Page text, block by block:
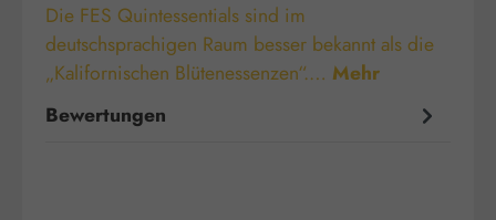
Die FES Quintessentials sind im
deutschsprachigen Raum besser bekannt als die
„Kalifornischen Blütenessenzen“.… Mehr
Bewertungen